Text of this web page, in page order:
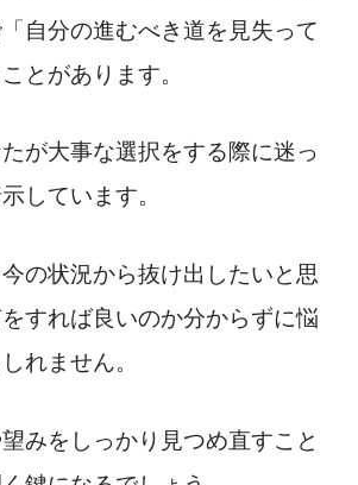
自分の進むべき道を見失って
とがあります。
が大事な選択をする際に迷っ
しています。
の状況から抜け出したいと思
すれば良いのか分からずに悩
れません。
みをしっかり見つめ直すこと